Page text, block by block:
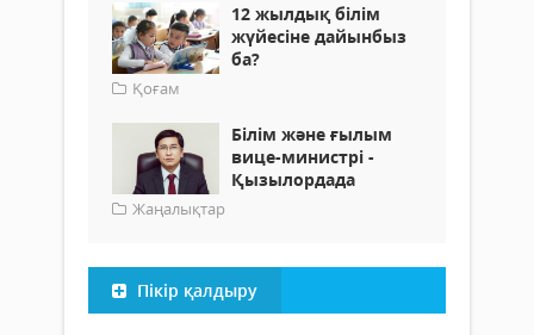
12 жылдық білім
жүйесіне дайынбыз
ба?
Қоғам
Білім және ғылым
вице-министрі -
Қызылордада
Жаңалықтар
Пікір қалдыру